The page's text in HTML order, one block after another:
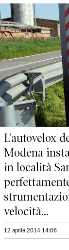
L’autovelox
Modena
in località
velocità...
12 aprile 2014 14:06